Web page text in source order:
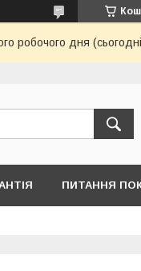
робочого дня
ПИТАННЯ